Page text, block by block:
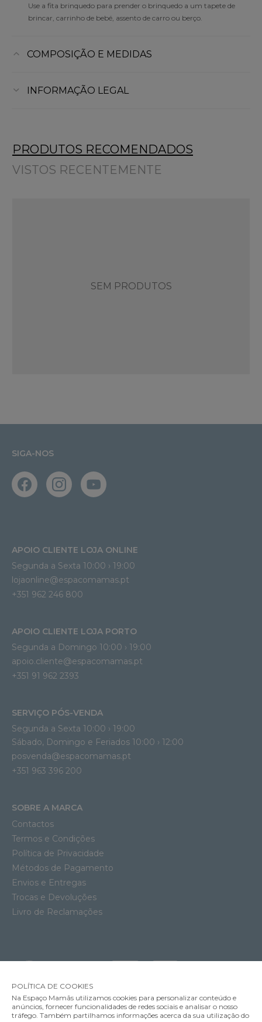
Use a fita brinquedo para prender o brinquedo a um tapete de
brincar, carrinho de bebé, assento de carro ou berço.
COMPOSIÇÃO E MEDIDAS
INFORMAÇÃO LEGAL
PRODUTOS RECOMENDADOS
VISTOS RECENTEMENTE
SEM PRODUTOS
SIGA-NOS
APOIO CLIENTE LOJA ONLINE
Segunda a Sexta 10:00 › 19:00
lojaonline@espacomamas.pt
+351 962 246 800
APOIO CLIENTE LOJA PORTO
Segunda a Domingo 10:00 › 19:00
apoio.cliente@espacomamas.pt
+351 91 962 2393
SERVIÇO PÓS-VENDA
Segunda a Sexta 10:00 › 19:00
Sábado, Domingo e Feriados 10:00 › 12:00
posvenda@espacomamas.pt
+351 963 396 200
SOBRE A MARCA
Contactos
Termos e Condições
Política de Privacidade
Métodos de Pagamento
Envios e Entregas
Trocas e Devoluções
Livro de Reclamações
POLÍTICA DE COOKIES
Na Espaço Mamãs utilizamos cookies para personalizar conteúdo e
anúncios, fornecer funcionalidades de redes sociais e analisar o nosso
tráfego. Também partilhamos informações acerca da sua utilização do